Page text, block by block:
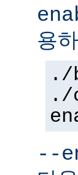
용
./
./
--